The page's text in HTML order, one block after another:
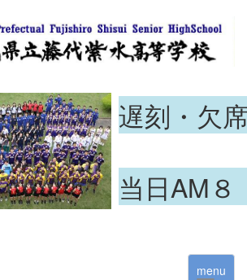
遅刻・欠
当日AM
menu